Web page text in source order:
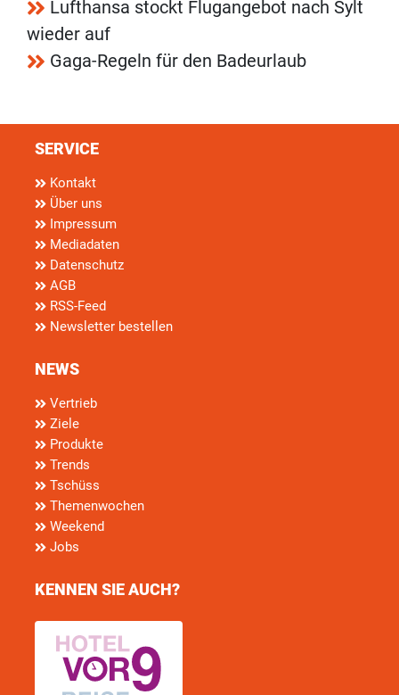
Lufthansa stockt Flugangebot nach Sylt
wieder auf
Gaga-Regeln für den Badeurlaub
SERVICE
Kontakt
Über uns
Impressum
Mediadaten
Datenschutz
AGB
RSS-Feed
Newsletter bestellen
NEWS
Vertrieb
Ziele
Produkte
Trends
Tschüss
Themenwochen
Weekend
Jobs
KENNEN SIE AUCH?